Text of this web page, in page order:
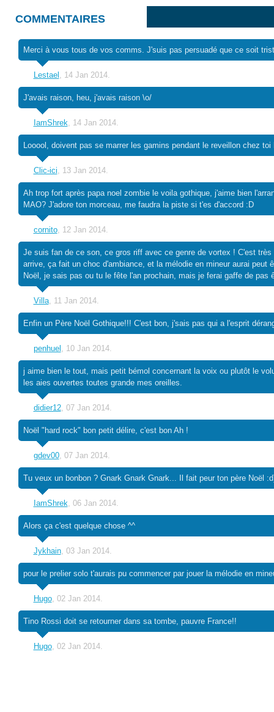
COMMENTAIRES
Merci à vous tous de vos comms. J'suis pas persuadé que ce soit
Lestael , 14 Jan 2014.
J'avais raison, heu, j'avais raison \o/
IamShrek, 14 Jan 2014.
Looool, doivent pas se marrer les gamins pendant le reveillon chez
Clic-ici, 13 Jan 2014.
Ah trop fort après papa noel zombie le voila gothique, j'aime bien
MAO? J'adore ton morceau, me faudra la piste si t'es d'accord :D
cornito, 12 Jan 2014.
Je suis fan de ce son, ce gros riff avec ce genre de vortex ! C'est
arrive, ça fait un choc d'ambiance, et la mélodie en mineur aurai
Noël, je sais pas ou tu le fête l'an prochain, mais je ferai gaffe de pas
Villa, 11 Jan 2014.
Enfin un Père Noël Gothique!!! C'est bon, j'sais pas qui a l'esprit
penhuel , 10 Jan 2014.
j aime bien le tout, mais petit bémol concernant la voix ou plutôt le
les aies ouvertes toutes grande mes oreilles.
didier12, 07 Jan 2014.
Noël "hard rock" bon petit délire, c'est bon Ah !
gdev00, 07 Jan 2014.
Tu veux un bonbon ? Gnark Gnark Gnark... Il fait peur ton père Noël
IamShrek, 06 Jan 2014.
Alors ça c'est quelque chose ^^
Jykhain, 03 Jan 2014.
pour le prelier solo t'aurais pu commencer par jouer la mélodie en
Hugo, 02 Jan 2014.
Tino Rossi doit se retourner dans sa tombe, pauvre France!!
Hugo, 02 Jan 2014.